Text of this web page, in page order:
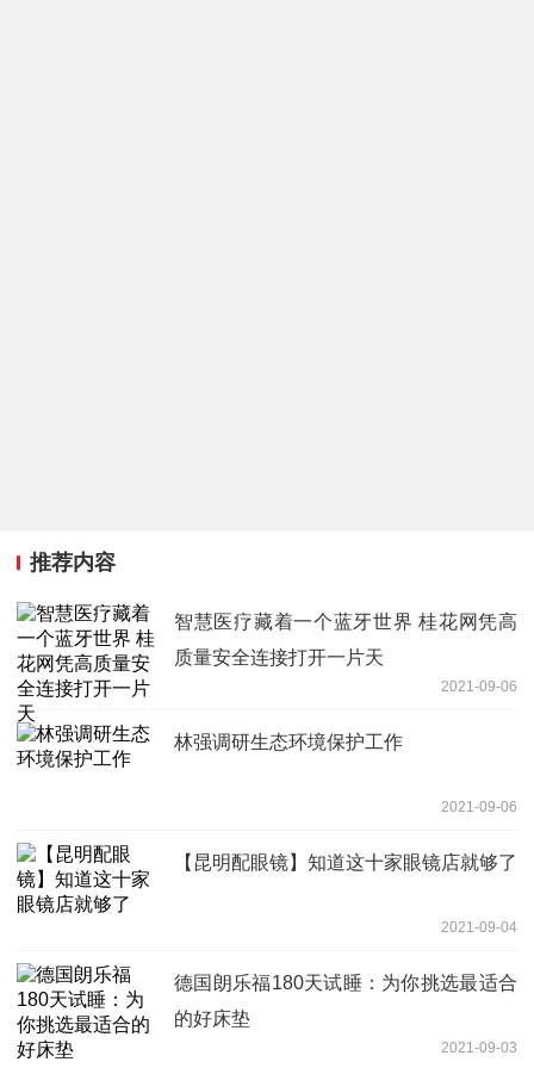
推荐内容
智慧医疗藏着一个蓝牙世界 桂花网凭高
质量安全连接打开一片天
2021-09-06
林强调研生态环境保护工作
2021-09-06
【昆明配眼镜】知道这十家眼镜店就够了
2021-09-04
德国朗乐福180天试睡：为你挑选最适合
的好床垫
2021-09-03